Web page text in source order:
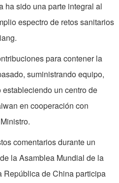
ha sido una parte integral al
espectro de retos sanitarios
para contener la
suministrando equipo,
un centro de
en cooperación con
comentarios durante un
la Asamblea Mundial de la
República de China participa